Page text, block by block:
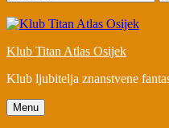
Klub Titan Atlas Osijek
Klub ljubitelja znanstvene
Menu